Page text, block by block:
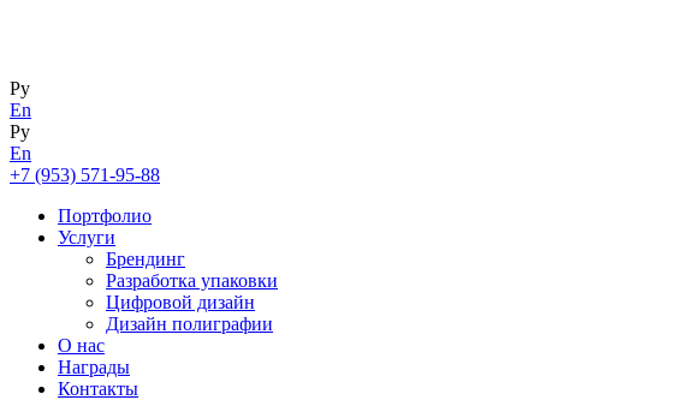
Ру
En
Ру
En
+7 (953) 571-95-88
Портфолио
Услуги
Брендинг
Разработка упаковки
Цифровой дизайн
Дизайн полиграфии
О нас
Награды
Контакты